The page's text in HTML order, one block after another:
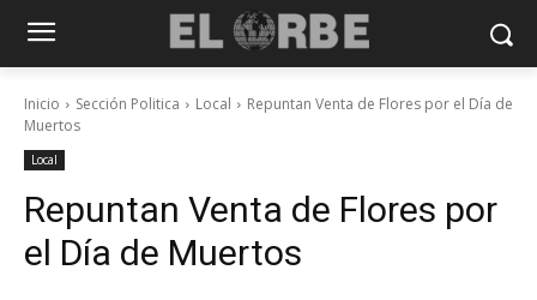
Inicio Sección Politica Local
Repuntan Venta de Flores por el Día de
Muertos
Local
Repuntan Venta de Flores por
el Día de Muertos